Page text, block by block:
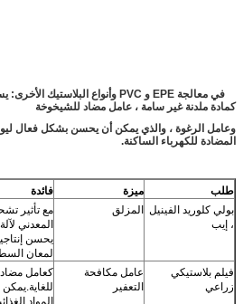
كمادة ملدنة غير سامة ، عامل مضاد للشيخوخة
وعامل الرغوة ، والذي يمكن أن يحسن بشكل فعال
المضادة للكهرباء الساكنة.
طلب ميزة
فائدة
بولي كلوريد الفينيل
، إيب
المزلق
مع تأثير
المعدني
يحسن
لمعان
فيلم بلاستيكي
زراعي
عامل مكافحة
التعفير
كعامل
المواد